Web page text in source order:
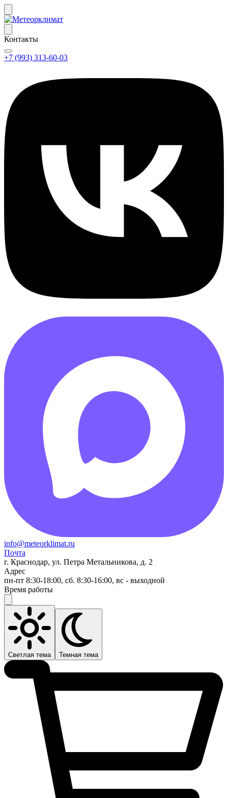
Контакты
+7 (993) 313-60-03
info@meteorklimat.ru
Почта
г. Краснодар, ул. Петра Метальникова, д. 2
Адрес
пн-пт 8:30-18:00, сб. 8:30-16:00, вс - выходной
Время работы
Светлая тема Темная тема